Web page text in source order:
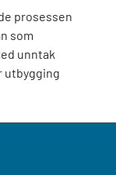
prosessen
som
unntak
utbygging